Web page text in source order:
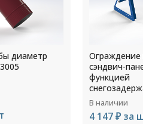
диаметр
Ограждение
сэндвич-
функцией
H=1200мм
5005
В наличии
4 147 ₽ за